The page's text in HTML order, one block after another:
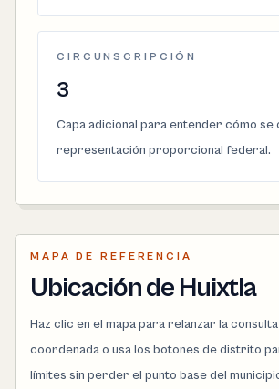
CIRCUNSCRIPCIÓN
3
Capa adicional para entender cómo se
representación proporcional federal.
MAPA DE REFERENCIA
Ubicación de Huixtla
Haz clic en el mapa para relanzar la
coordenada o usa los botones de distrito
límites sin perder el punto base del